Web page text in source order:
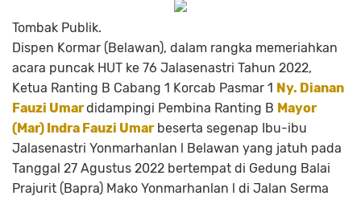
Tombak Publik.
Dispen Kormar (Belawan), dalam rangka memeriahkan
acara puncak HUT ke 76 Jalasenastri Tahun 2022,
Ketua Ranting B Cabang 1 Korcab Pasmar 1 Ny. Dianan
Fauzi Umardidampingi Pembina Ranting B Mayor
(Mar) Indra Fauzi Umarbeserta segenap Ibu-ibu
Jalasenastri Yonmarhanlan l Belawan yang jatuh pada
Tanggal 27 Agustus 2022 bertempat di Gedung Balai
Prajurit (Bapra) Mako Yonmarhanlan l di Jalan Serma